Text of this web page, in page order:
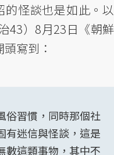
的怪談也是如此。以
43）8月23日《朝鮮
寫到：
俗習慣，同時那個社
有迷信與怪談，這是
數這類事物，其中不